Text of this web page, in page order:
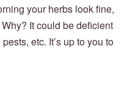
your herbs look fine,
It could be deficient
etc. It’s up to you to